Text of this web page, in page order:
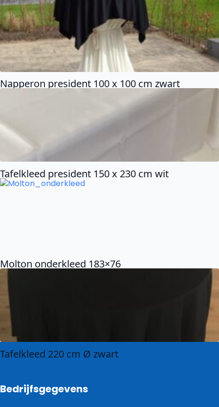
Napperon president 100 x 100 cm zwart
Tafelkleed president 150 x 230 cm wit
Molton onderkleed 183×76
Tafelkleed 220 cm Ø zwart
Bedrijfsgegevens